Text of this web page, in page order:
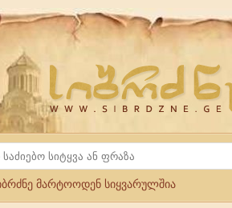
Website
Sibrdzne.ge
მარტოოდენ სიყვარულშია